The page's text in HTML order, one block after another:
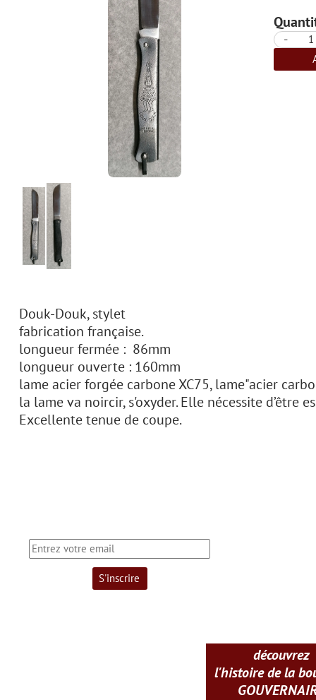
découvrez
l'histoire de la
-
Douk-Douk, stylet
fabrication française.
longueur fermée : 86mm
longueur ouverte : 160mm
lame acier forgée carbone XC75, lame"acier
la lame va noircir, s'oxyder. Elle nécessite
Excellente tenue de coupe.